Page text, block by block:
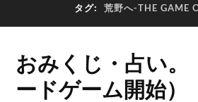
タグ: 荒野へ-THE GAME
おみくじ・占い。
ードゲーム開始）